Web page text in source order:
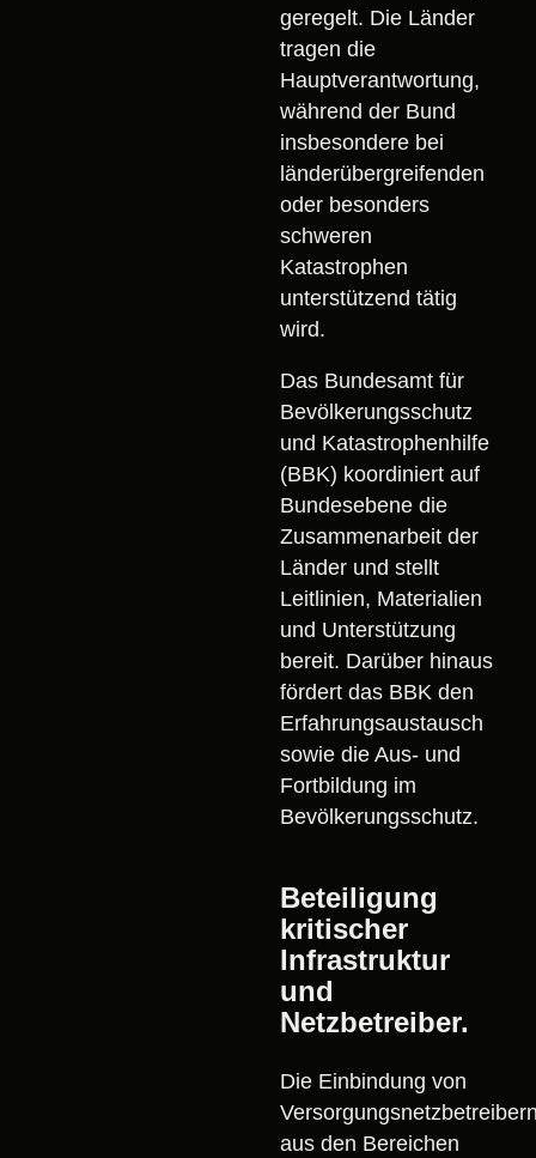
geregelt. Die Länder
tragen die
Hauptverantwortung,
während der Bund
insbesondere bei
länderübergreifenden
oder besonders
schweren
Katastrophen
unterstützend tätig
wird.
Das Bundesamt für
Bevölkerungsschutz
und Katastrophenhilfe
(BBK) koordiniert auf
Bundesebene die
Zusammenarbeit der
Länder und stellt
Leitlinien, Materialien
und Unterstützung
bereit. Darüber hinaus
fördert das BBK den
Erfahrungsaustausch
sowie die Aus- und
Fortbildung im
Bevölkerungsschutz.
Beteiligung
kritischer
Infrastruktur
und
Netzbetreiber.
Die Einbindung von
aus den Bereichen